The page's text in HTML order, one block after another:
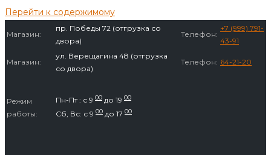
Перейти к содержимому
Магазин:
пр. Победы 72 (отгрузка со
двора)
Телефон:
+7 (999) 791-
43-91
Магазин:
ул. Верещагина 48 (отгрузка
со двора)
Телефон: 64-21-20
Режим
работы:
Пн-Пт : с 9 00 до 19 00
Сб, Вс: с 9 00 до 17 00